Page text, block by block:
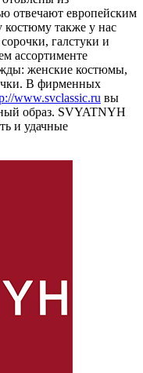
отвечают европейским
костюму также у нас
галстуки и
ассортименте
женские костюмы,
В фирменных
www.svclassic.ru вы
образ. SVYATNYH
и удачные